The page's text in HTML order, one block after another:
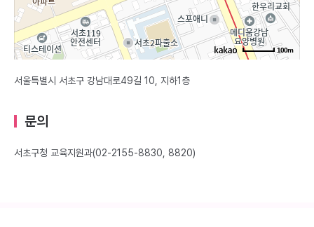
100m
서울특별시 서초구 강남대로49길 10, 지하1층
문의
서초구청 교육지원과(02-2155-8830, 8820)